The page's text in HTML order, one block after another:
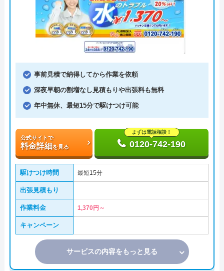
事前見積で納得してから作業を依頼
深夜早朝の割増なし見積もりや出張料も無料
年中無休、最短15分で駆けつけ可能
公式サイトで
料金詳細を見る
まずは電話相談！
0120-742-190
駆けつけ時間 最短15分
出張見積もり
作業料金 1,370円～
キャンペーン
サービスの内容をもっと見る